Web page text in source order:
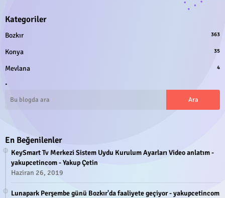
Kategoriler
Bozkır 363
Konya 35
Mevlana 4
.
En Beğenilenler
KeySmart Tv Merkezi Sistem Uydu Kurulum Ayarları Video anlatım -
yakupcetincom - Yakup Çetin
Haziran 26, 2019
Lunapark Perşembe günü Bozkır'da faaliyete geçiyor - yakupcetincom